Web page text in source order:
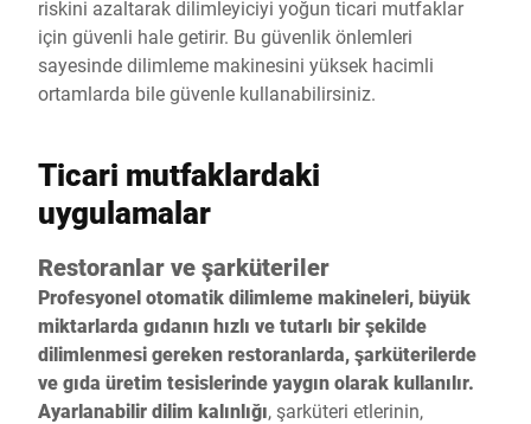
riskini azaltarak dilimleyiciyi yoğun ticari mutfaklar
için güvenli hale getirir. Bu güvenlik önlemleri
sayesinde dilimleme makinesini yüksek hacimli
ortamlarda bile güvenle kullanabilirsiniz.
Ticari mutfaklardaki
uygulamalar
Restoranlar ve şarküteriler
Profesyonel otomatik dilimleme makineleri, büyük
miktarlarda gıdanın hızlı ve tutarlı bir şekilde
dilimlenmesi gereken restoranlarda, şarküterilerde
ve gıda üretim tesislerinde yaygın olarak kullanılır.
Ayarlanabilir dilim kalınlığı, şarküteri etlerinin,